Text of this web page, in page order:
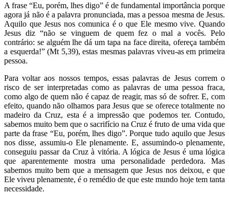
A frase “Eu, porém, lhes digo” é de fundamental importância porque
agora já não é a palavra pronunciada, mas a pessoa mesma de Jesus.
Aquilo que Jesus nos comunica é o que Ele mesmo vive. Quando
Jesus diz “não se vinguem de quem fez o mal a vocês. Pelo
contrário: se alguém lhe dá um tapa na face direita, ofereça também
a esquerda!” (Mt 5,39), estas mesmas palavras viveu-as em primeira
pessoa.
Para voltar aos nossos tempos, essas palavras de Jesus correm o
risco de ser interpretadas como as palavras de uma pessoa fraca,
como algo de quem não é capaz de reagir, mas só de sofrer. E, com
efeito, quando não olhamos para Jesus que se oferece totalmente no
madeiro da Cruz, esta é a impressão que podemos ter. Contudo,
sabemos muito bem que o sacrifício na Cruz é fruto de uma vida que
parte da frase “Eu, porém, lhes digo”. Porque tudo aquilo que Jesus
nos disse, assumiu-o Ele plenamente. E, assumindo-o plenamente,
conseguiu passar da Cruz à vitória. A lógica de Jesus é uma lógica
que aparentemente mostra uma personalidade perdedora. Mas
sabemos muito bem que a mensagem que Jesus nos deixou, e que
Ele viveu plenamente, é o remédio de que este mundo hoje tem tanta
necessidade.